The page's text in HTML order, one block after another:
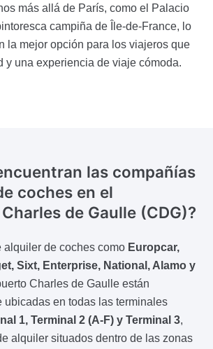
más allá de París, como el Palacio
campiña de Île-de-France, lo
la mejor opción para los viajeros que
y una experiencia de viaje cómoda.
las compañías
coches en el
de Gaulle (CDG)?
alquiler de coches como Europcar,
Sixt, Enterprise, National, Alamo y
Charles de Gaulle están
ubicadas en todas las terminales
1, Terminal 2 (A-F) y Terminal 3,
alquiler situados dentro de las zonas